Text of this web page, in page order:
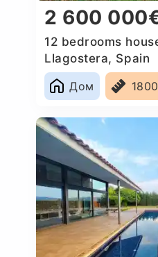
2 600
12 bedrooms
Llagostera, Spain
Дом